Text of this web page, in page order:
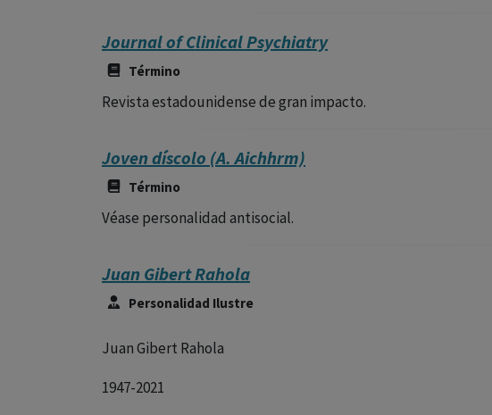
Journal of Clinical Psychiatry
Término
Revista estadounidense de gran impacto.
Joven díscolo (A. Aichhrm)
Término
Véase personalidad antisocial.
Juan Gibert Rahola
Personalidad Ilustre
Juan Gibert Rahola
1947-2021